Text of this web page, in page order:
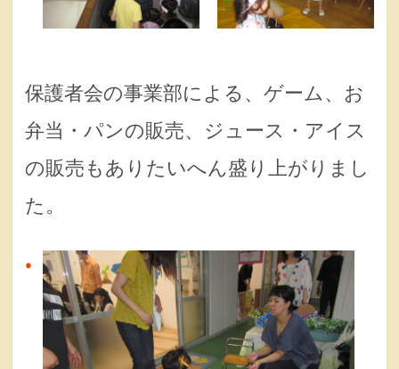
保護者会の事業部による、ゲーム、お
弁当・パンの販売、ジュース・アイス
の販売もありたいへん盛り上がりまし
た。